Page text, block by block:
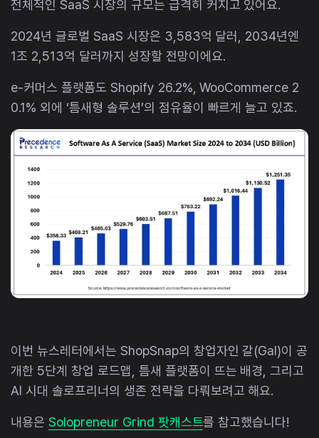
전체적인 SaaS 시장의 규모는 급격히 커지고 있어요.
2024년 글로벌 SaaS 시장은 3,583억 달러, 2034년엔
1조 2,513억 달러까지 성장할 전망이에요.
e-커머스 플랫폼도 Shopify 26.2%, WooCommerce 2
0.1% 외에 ‘틈새형 솔루션’의 점유율이 빠르게 늘고 있죠.
이번 뉴스레터에서는 ShopSnap의 창업자인 갈(Gal)이 공
개한 5단계 창업 로드맵, 틈새 플랫폼이 뜨는 배경, 그리고
AI 시대 솔로프리너의 생존 전략을 다뤄보려고 해요.
내용은 Solopreneur Grind 팟캐스트를 참고했습니다!